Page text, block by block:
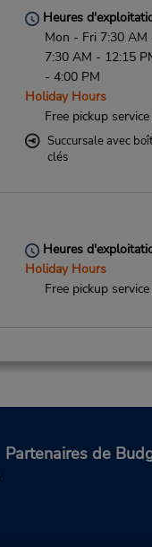
Heures
Mon - Fri 7:30 AM
7:30 AM - 12:15
- 4:00 PM
Holiday Hours
Free pickup
Succursale avec
clés
Heures
Holiday Hours
Free pickup
Mon - Fri 8:00 AM
Free pickup
Partenaires de